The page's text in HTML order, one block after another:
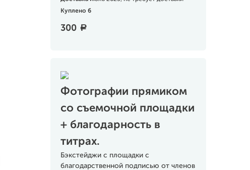
Куплено 6
300 a
Фотографии прямиком
со съемочной площадки
+ благодарность в
титрах.
Бэкстейджи с площадки с
благодарственной подписью от членов